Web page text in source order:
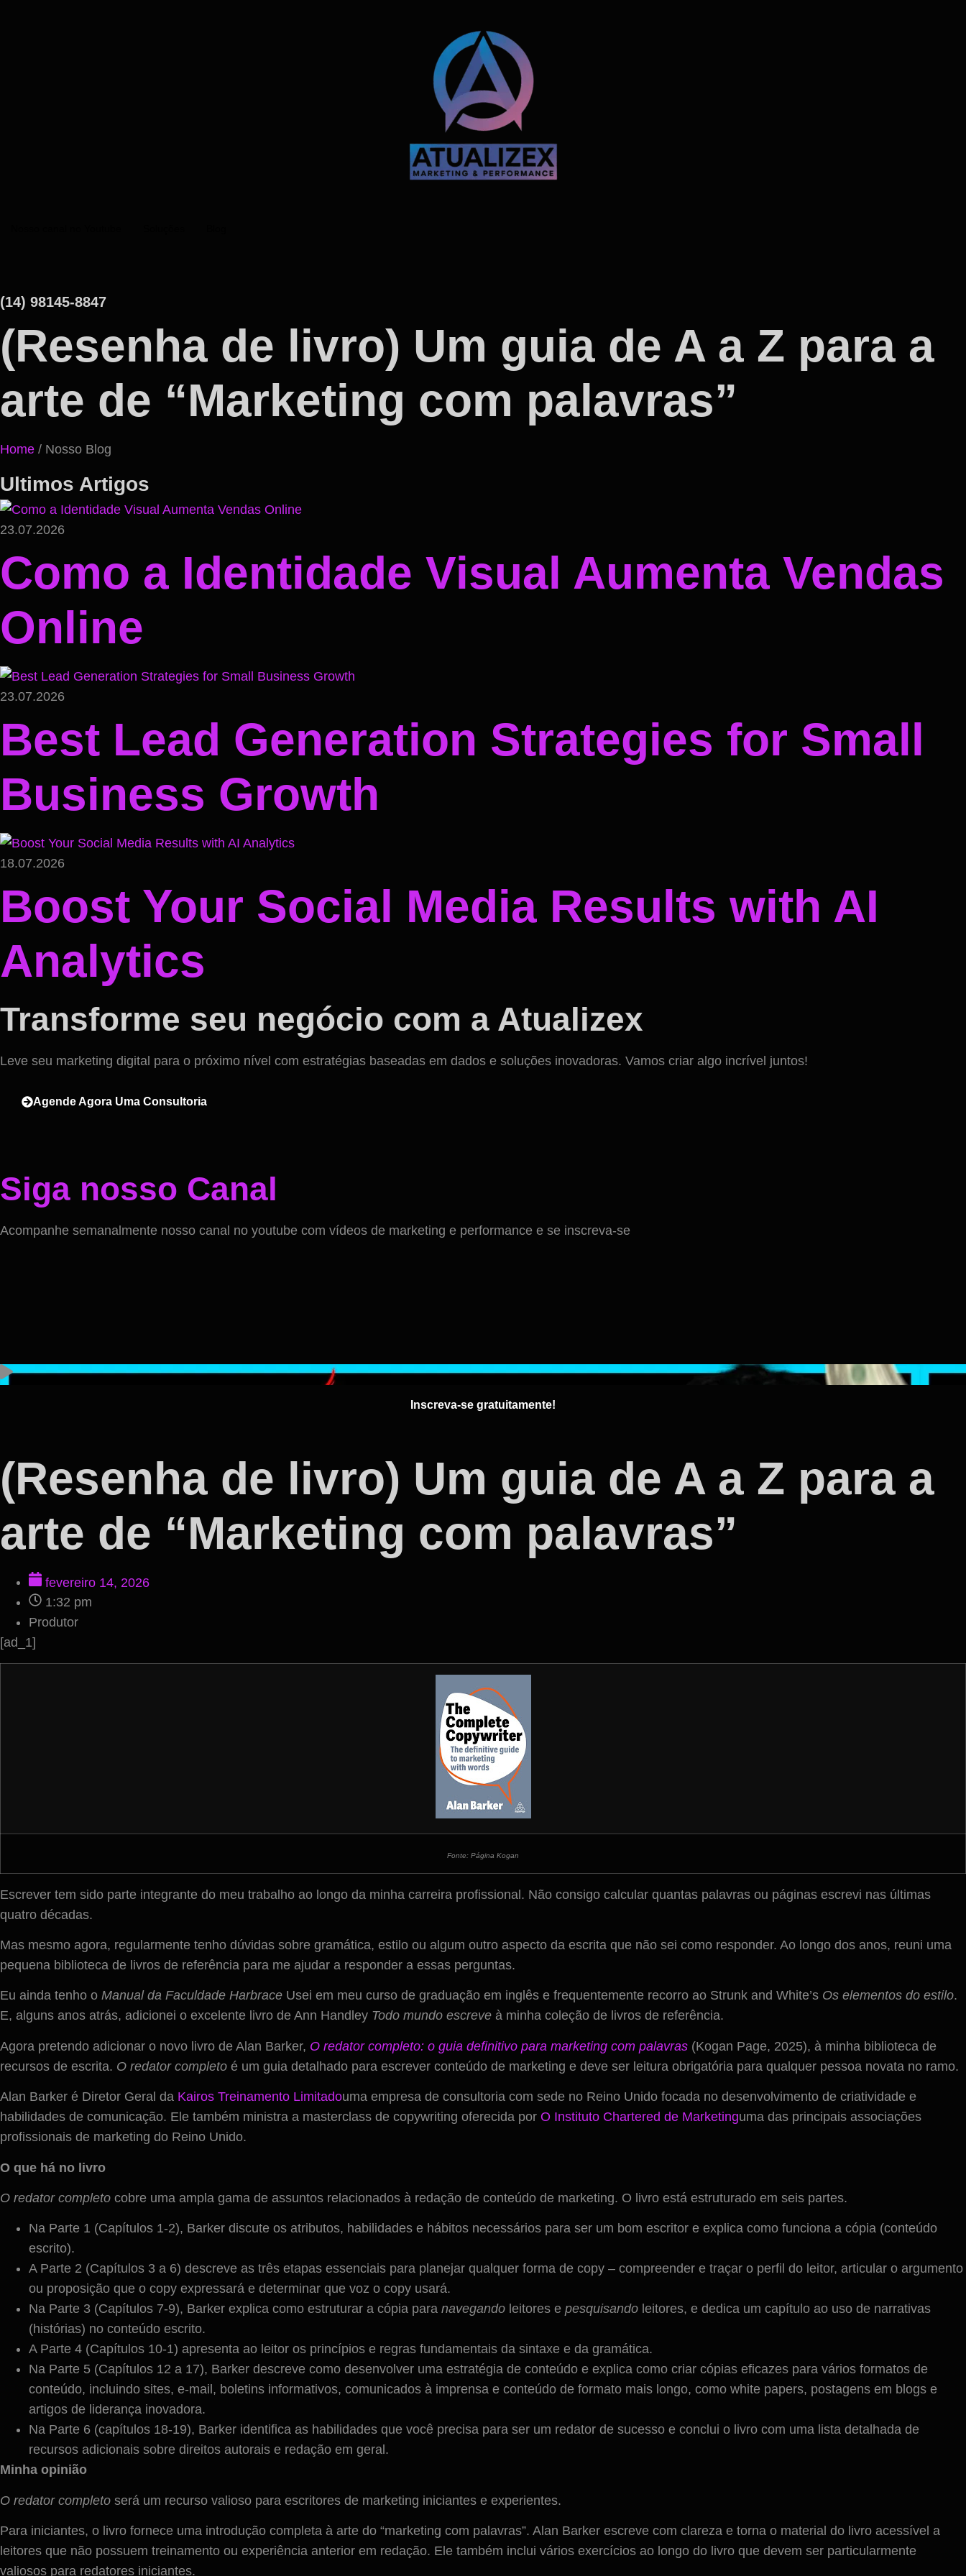
(14) 98145-8847
(Resenha de livro) Um guia de A a Z para a
arte de “Marketing com palavras”
Home / Nosso Blog
Ultimos Artigos
23.07.2026
Como a Identidade Visual Aumenta Vendas
Online
23.07.2026
Best Lead Generation Strategies for Small
Business Growth
18.07.2026
Boost Your Social Media Results with AI
Analytics
Transforme seu negócio com a Atualizex
Leve seu marketing digital para o próximo nível com estratégias baseadas em dados e soluções inovadoras. Vamos criar algo incrível juntos!
Agende Agora Uma Consultoria
Siga nosso Canal
Acompanhe semanalmente nosso canal no youtube com vídeos de marketing e performance e se inscreva-se
Inscreva-se gratuitamente!
(Resenha de livro) Um guia de A a Z para a
arte de “Marketing com palavras”
fevereiro 14, 2026
1:32 pm
Produtor
[ad_1]
Fonte: Página Kogan
Escrever tem sido parte integrante do meu trabalho ao longo da minha carreira profissional. Não consigo calcular quantas palavras ou páginas escrevi nas últimas
quatro décadas.
Mas mesmo agora, regularmente tenho dúvidas sobre gramática, estilo ou algum outro aspecto da escrita que não sei como responder. Ao longo dos anos, reuni uma
pequena biblioteca de livros de referência para me ajudar a responder a essas perguntas.
Eu ainda tenho o Manual da Faculdade Harbrace Usei em meu curso de graduação em inglês e frequentemente recorro ao Strunk and White’s Os elementos do estilo.
E, alguns anos atrás, adicionei o excelente livro de Ann Handley Todo mundo escreve à minha coleção de livros de referência.
Agora pretendo adicionar o novo livro de Alan Barker, O redator completo: o guia definitivo para marketing com palavras (Kogan Page, 2025), à minha biblioteca de
recursos de escrita. O redator completo é um guia detalhado para escrever conteúdo de marketing e deve ser leitura obrigatória para qualquer pessoa novata no ramo.
Alan Barker é Diretor Geral da Kairos Treinamento Limitadouma empresa de consultoria com sede no Reino Unido focada no desenvolvimento de criatividade e
habilidades de comunicação. Ele também ministra a masterclass de copywriting oferecida por O Instituto Chartered de Marketinguma das principais associações
profissionais de marketing do Reino Unido.
O que há no livro
O redator completo cobre uma ampla gama de assuntos relacionados à redação de conteúdo de marketing. O livro está estruturado em seis partes.
Na Parte 1 (Capítulos 1-2), Barker discute os atributos, habilidades e hábitos necessários para ser um bom escritor e explica como funciona a cópia (conteúdo
escrito).
A Parte 2 (Capítulos 3 a 6) descreve as três etapas essenciais para planejar qualquer forma de copy – compreender e traçar o perfil do leitor, articular o argumento
ou proposição que o copy expressará e determinar que voz o copy usará.
Na Parte 3 (Capítulos 7-9), Barker explica como estruturar a cópia para navegando leitores e pesquisando leitores, e dedica um capítulo ao uso de narrativas
(histórias) no conteúdo escrito.
A Parte 4 (Capítulos 10-1) apresenta ao leitor os princípios e regras fundamentais da sintaxe e da gramática.
Na Parte 5 (Capítulos 12 a 17), Barker descreve como desenvolver uma estratégia de conteúdo e explica como criar cópias eficazes para vários formatos de
conteúdo, incluindo sites, e-mail, boletins informativos, comunicados à imprensa e conteúdo de formato mais longo, como white papers, postagens em blogs e
artigos de liderança inovadora.
Na Parte 6 (capítulos 18-19), Barker identifica as habilidades que você precisa para ser um redator de sucesso e conclui o livro com uma lista detalhada de
recursos adicionais sobre direitos autorais e redação em geral.
Minha opinião
O redator completo será um recurso valioso para escritores de marketing iniciantes e experientes.
Para iniciantes, o livro fornece uma introdução completa à arte do “marketing com palavras”. Alan Barker escreve com clareza e torna o material do livro acessível a
leitores que não possuem treinamento ou experiência anterior em redação. Ele também inclui vários exercícios ao longo do livro que devem ser particularmente
valiosos para redatores iniciantes.